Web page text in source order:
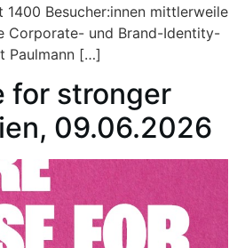
Besucher:innen mittlerweile
Corporate- und Brand-Identity-
Paulmann […]
for stronger
09.06.2026